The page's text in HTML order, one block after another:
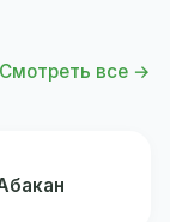
Смотреть все →